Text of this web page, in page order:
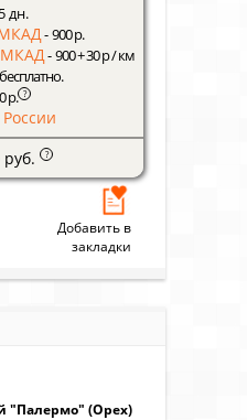
дн.
- 900 р.
МКАД- 900 + 30 р / км
р. ?
?
Добавить в
закладки
"Палермо" (Орех)